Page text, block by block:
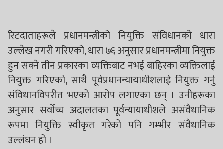
रिटदाताहरूले प्रधानमन्त्रीको नियुक्ति संविधानको धारा
उल्लेख नगरी गरिएको, धारा ७६ अनुसार प्रधानमन्त्रीमा नियुक्त
हुन सक्ने तीन प्रकारका व्यक्तिबाट नभई बाहिरका व्यक्तिलाई
नियुक्त गरिएको, साथै पूर्वप्रधानन्यायाधीशलाई नियुक्त गर्नु
संविधानविपरीत भएको आरोप लगाएका छन् । उनीहरूका
अनुसार सर्वोच्च अदालतका पूर्वन्यायाधीशले असंवैधानिक
रूपमा नियुक्ति स्वीकृत गरेको पनि गम्भीर संवैधानिक
उल्लंघन हो ।